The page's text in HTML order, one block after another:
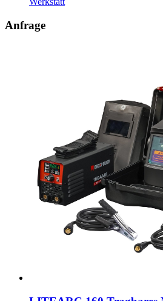
Anfrage